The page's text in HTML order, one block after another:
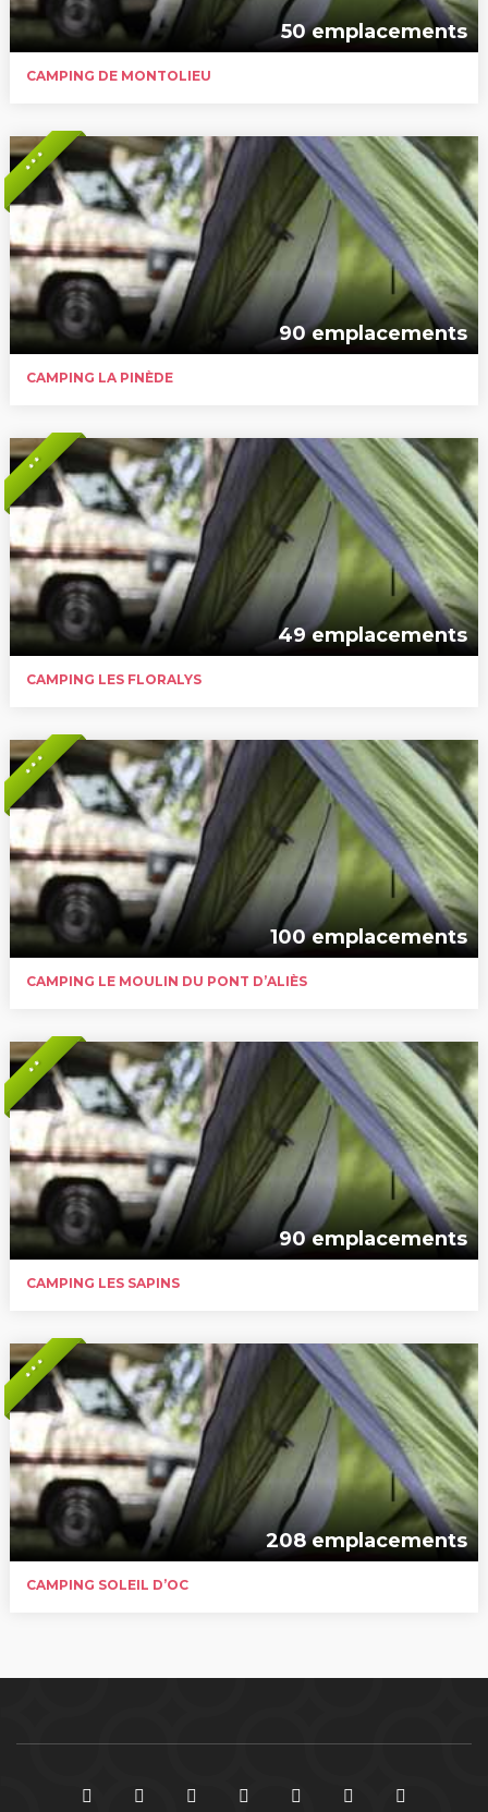
50 emplacements
CAMPING DE MONTOLIEU
* * *
90 emplacements
CAMPING LA PINÈDE
* *
49 emplacements
CAMPING LES FLORALYS
* * *
100 emplacements
CAMPING LE MOULIN DU PONT D’ALIÈS
* *
90 emplacements
CAMPING LES SAPINS
* * *
208 emplacements
CAMPING SOLEIL D’OC